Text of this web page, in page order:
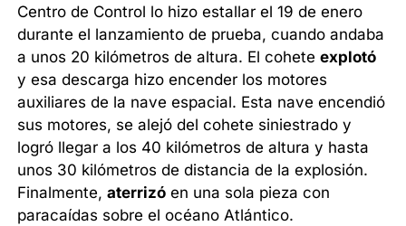
Centro de Control lo hizo estallar el 19 de enero
durante el lanzamiento de prueba, cuando andaba
a unos 20 kilómetros de altura. El coheteexplotó
y esa descarga hizo encender los motores
auxiliares de la nave espacial. Esta nave encendió
sus motores, se alejó del cohete siniestrado y
logró llegar a los 40 kilómetros de altura y hasta
unos 30 kilómetros de distancia de la explosión.
Finalmente,aterrizó en una sola pieza con
paracaídas sobre el océano Atlántico.